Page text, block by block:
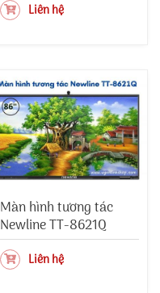
Liên hệ
Màn hình tương tác
Newline TT-8621Q
Liên hệ